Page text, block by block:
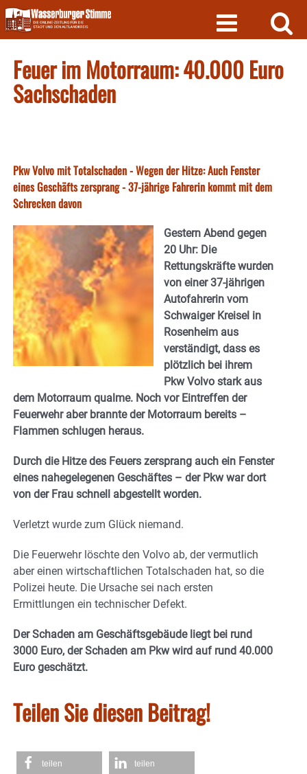
Skip
to
content
Feuer im Motorraum: 40.000 Euro
Sachschaden
Pkw Volvo mit Totalschaden - Wegen der Hitze: Auch Fenster
eines Geschäfts zersprang - 37-jährige Fahrerin kommt mit dem
Schrecken davon
Gestern Abend gegen
20 Uhr: Die
Rettungskräfte wurden
von einer 37-jährigen
Autofahrerin vom
Schwaiger Kreisel in
Rosenheim aus
verständigt, dass es
plötzlich bei ihrem
Pkw Volvo stark aus
dem Motorraum qualme. Noch vor Eintreffen der
Feuerwehr aber brannte der Motorraum bereits –
Flammen schlugen heraus.
Durch die Hitze des Feuers zersprang auch ein Fenster
eines nahegelegenen Geschäftes – der Pkw war dort
von der Frau schnell abgestellt worden.
Verletzt wurde zum Glück niemand.
Die Feuerwehr löschte den Volvo ab, der vermutlich
aber einen wirtschaftlichen Totalschaden hat, so die
Polizei heute. Die Ursache sei nach ersten
Ermittlungen ein technischer Defekt.
Der Schaden am Geschäftsgebäude liegt bei rund
3000 Euro, der Schaden am Pkw wird auf rund 40.000
Euro geschätzt.
Teilen Sie diesen Beitrag!
teilen teilen